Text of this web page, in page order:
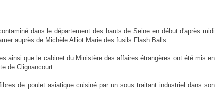
dans le département des hauts de Seine en début d'après midi
auprès de Michèle Alliot Marie des fusils Flash Balls.
ainsi que le cabinet du Ministère des affaires étrangères ont été mis en
de Clignancourt.
de poulet asiatique cuisiné par un sous traitant industriel dans son